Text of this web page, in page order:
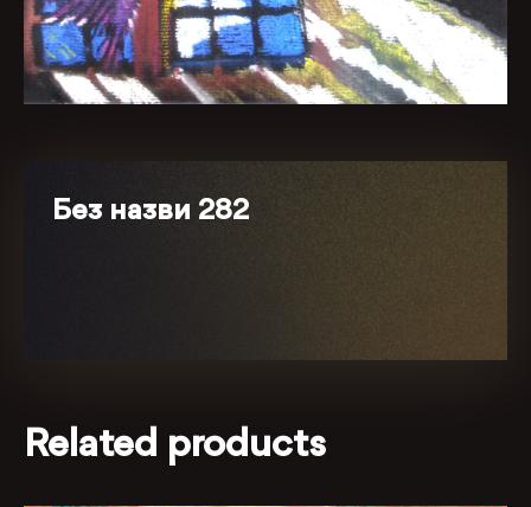
Без назви 282
Related products